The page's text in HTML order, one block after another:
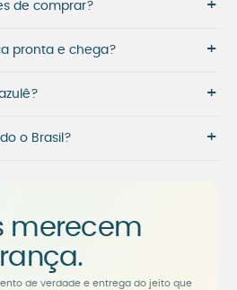
de comprar? +
pronta e chega? +
+
o Brasil? +
merecem
de verdade e entrega do jeito que